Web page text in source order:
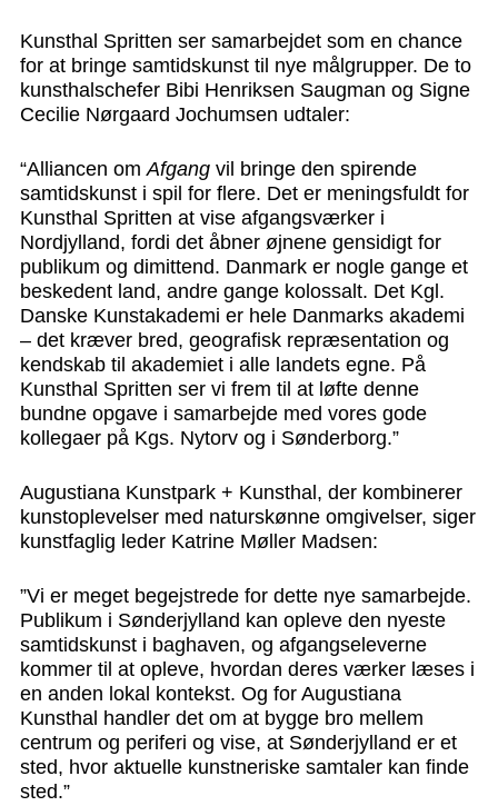
Kunsthal Spritten ser samarbejdet som en chance
for at bringe samtidskunst til nye målgrupper. De to
kunsthalschefer Bibi Henriksen Saugman og Signe
Cecilie Nørgaard Jochumsen udtaler:
“Alliancen omAfgangvil bringe den spirende
samtidskunst i spil for flere. Det er meningsfuldt for
Kunsthal Spritten at vise afgangsværker i
Nordjylland, fordi det åbner øjnene gensidigt for
publikum og dimittend. Danmark er nogle gange et
beskedent land, andre gange kolossalt. Det Kgl.
Danske Kunstakademi er hele Danmarks akademi
– det kræver bred, geografisk repræsentation og
kendskab til akademiet i alle landets egne. På
Kunsthal Spritten ser vi frem til at løfte denne
bundne opgave i samarbejde med vores gode
kollegaer på Kgs. Nytorv og i Sønderborg.”
Augustiana Kunstpark + Kunsthal, der kombinerer
kunstoplevelser med naturskønne omgivelser, siger
kunstfaglig leder Katrine Møller Madsen:
”Vi er meget begejstrede for dette nye samarbejde.
Publikum i Sønderjylland kan opleve den nyeste
samtidskunst i baghaven, og afgangseleverne
kommer til at opleve, hvordan deres værker læses i
en anden lokal kontekst. Og for Augustiana
Kunsthal handler det om at bygge bro mellem
centrum og periferi og vise, at Sønderjylland er et
sted, hvor aktuelle kunstneriske samtaler kan finde
sted.”